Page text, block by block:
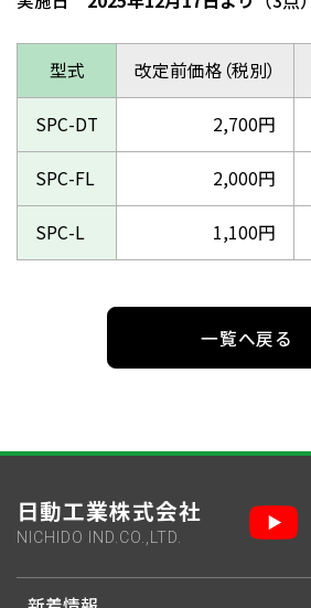
型式 改定前価格（税別）
SPC-DT 2,700円
SPC-FL 2,000円
SPC-L 1,100円
一覧へ戻る
日動工業株式会社
NICHIDO IND.CO.,LTD.